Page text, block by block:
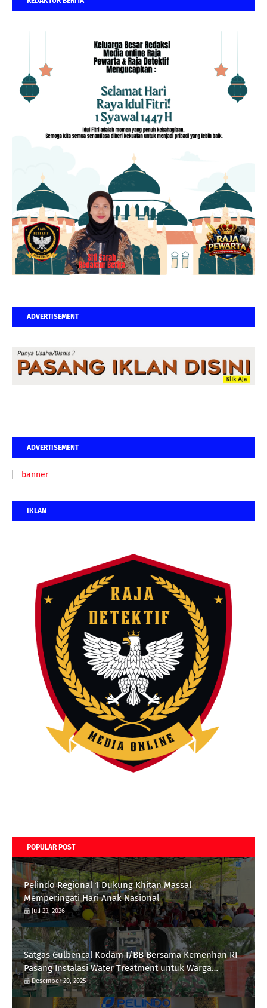
ADVERTISEMENT
ADVERTISEMENT
IKLAN
POPULAR POST
Pelindo Regional 1 Dukung Khitan Massal
Memperingati Hari Anak Nasional
Juli 23, 2026
Satgas Gulbencal Kodam I/BB Bersama Kemenhan RI
Pasang Instalasi Water Treatment untuk Warga
Kampung Lama, Kec. Besitang
Desember 20, 2025